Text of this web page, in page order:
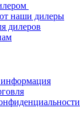
наши дилеры
дилеров
информация